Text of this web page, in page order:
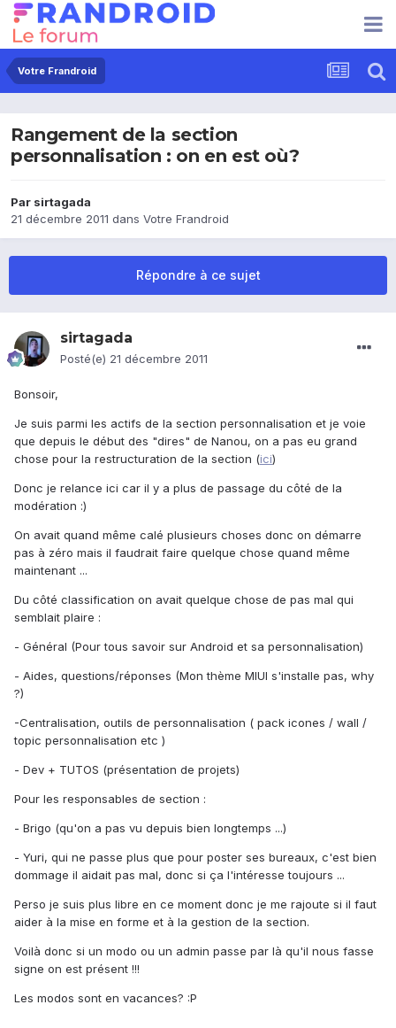
Votre Frandroid
Rangement de la section
personnalisation : on en est où?
Par sirtagada
21 décembre 2011 dans Votre Frandroid
Répondre à ce sujet
sirtagada
Posté(e) 21 décembre 2011
Bonsoir,
Je suis parmi les actifs de la section personnalisation et je voie
que depuis le début des "dires" de Nanou, on a pas eu grand
chose pour la restructuration de la section (ici)
Donc je relance ici car il y a plus de passage du côté de la
modération :)
On avait quand même calé plusieurs choses donc on démarre
pas à zéro mais il faudrait faire quelque chose quand même
maintenant ...
Du côté classification on avait quelque chose de pas mal qui
semblait plaire :
- Général (Pour tous savoir sur Android et sa personnalisation)
- Aides, questions/réponses (Mon thème MIUI s'installe pas, why
?)
-Centralisation, outils de personnalisation ( pack icones / wall /
topic personnalisation etc )
- Dev + TUTOS (présentation de projets)
Pour les responsables de section :
- Brigo (qu'on a pas vu depuis bien longtemps ...)
- Yuri, qui ne passe plus que pour poster ses bureaux, c'est bien
dommage il aidait pas mal, donc si ça l'intéresse toujours ...
Perso je suis plus libre en ce moment donc je me rajoute si il faut
aider à la mise en forme et à la gestion de la section.
Voilà donc si un modo ou un admin passe par là qu'il nous fasse
signe on est présent !!!
Les modos sont en vacances? :P